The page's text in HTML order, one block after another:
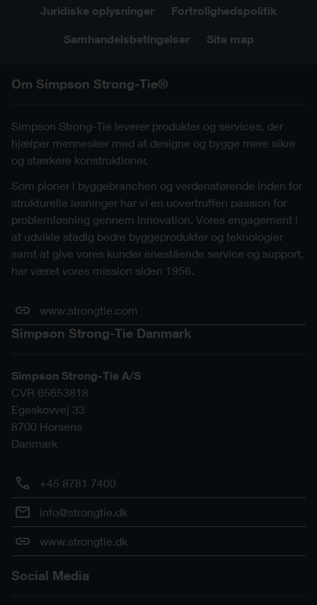
Juridiske oplysninger Fortrolighedspolitik
Samhandelsbetingelser Site map
Om Simpson Strong-Tie®
Simpson Strong-Tie leverer produkter og services, der
hjælper mennesker med at designe og bygge mere sikre
og stærkere konstruktioner.
Som pioner i byggebranchen og verdensførende inden for
strukturelle løsninger har vi en uovertruffen passion for
problemløsning gennem innovation. Vores engagement i
at udvikle stadig bedre byggeprodukter og teknologier
samt at give vores kunder enestående service og support,
har været vores mission siden 1956.
www.strongtie.com
Simpson Strong-Tie Danmark
Simpson Strong-Tie A/S
CVR 65653818
Egeskovvej 33
8700 Horsens
Danmark
+45 8781 7400
info@strongtie.dk
www.strongtie.dk
Social Media